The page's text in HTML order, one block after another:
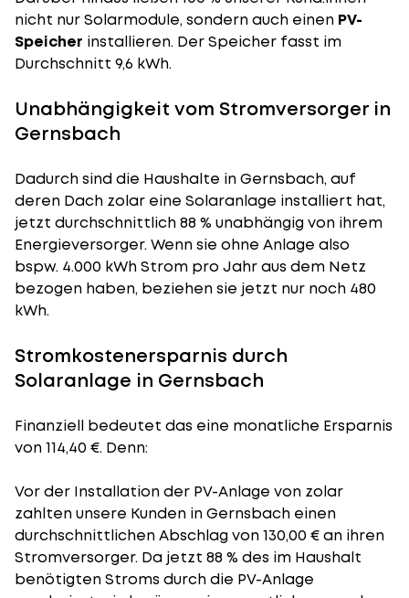
nicht nur Solarmodule, sondern auch einen PV-
Speicher installieren. Der Speicher fasst im
Durchschnitt 9,6 kWh.
Unabhängigkeit vom Stromversorger in
Gernsbach
Dadurch sind die Haushalte in Gernsbach, auf
deren Dach zolar eine Solaranlage installiert hat,
jetzt durchschnittlich 88 % unabhängig von ihrem
Energieversorger. Wenn sie ohne Anlage also
bspw. 4.000 kWh Strom pro Jahr aus dem Netz
bezogen haben, beziehen sie jetzt nur noch 480
kWh.
Stromkostenersparnis durch
Solaranlage in Gernsbach
Finanziell bedeutet das eine monatliche Ersparnis
von 114,40 €. Denn:
Vor der Installation der PV-Anlage von zolar
zahlten unsere Kunden in Gernsbach einen
durchschnittlichen Abschlag von 130,00 € an ihren
Stromversorger. Da jetzt 88 % des im Haushalt
benötigten Stroms durch die PV-Anlage